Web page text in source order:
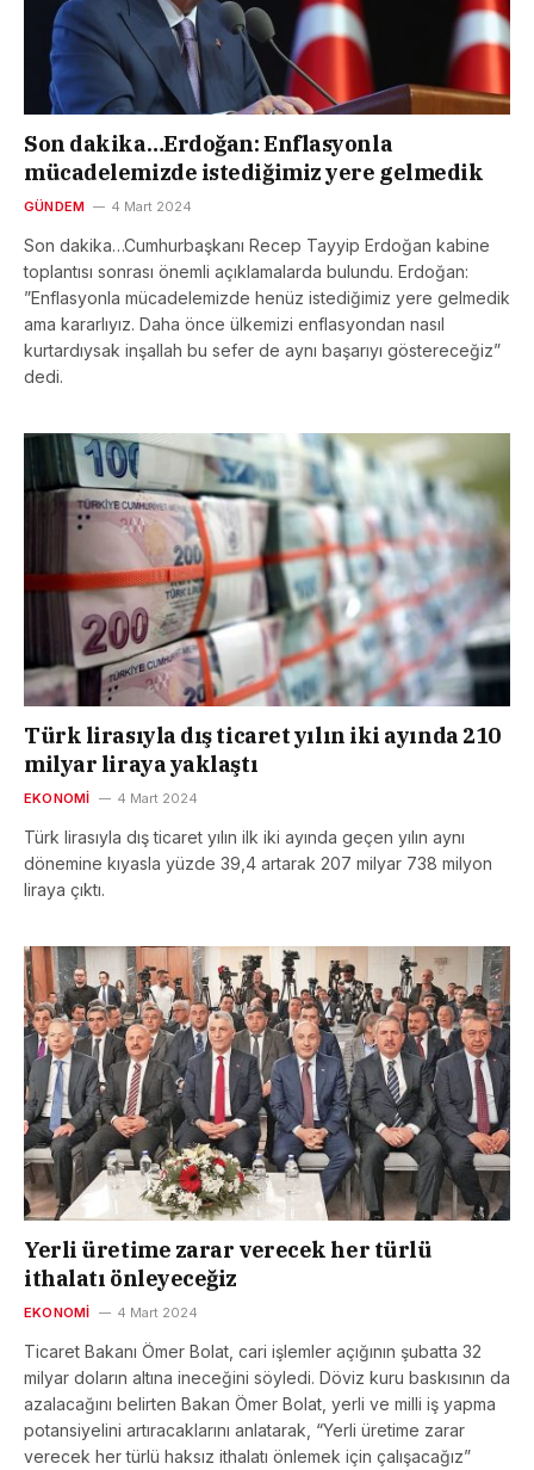
Son dakika…Erdoğan: Enflasyonla
mücadelemizde istediğimiz yere gelmedik
GÜNDEM 4 Mart 2024
Son dakika…Cumhurbaşkanı Recep Tayyip Erdoğan kabine
toplantısı sonrası önemli açıklamalarda bulundu. Erdoğan:
”Enflasyonla mücadelemizde henüz istediğimiz yere gelmedik
ama kararlıyız. Daha önce ülkemizi enflasyondan nasıl
kurtardıysak inşallah bu sefer de aynı başarıyı göstereceğiz”
dedi.
Türk lirasıyla dış ticaret yılın iki ayında 210
milyar liraya yaklaştı
EKONOMI 4 Mart 2024
Türk lirasıyla dış ticaret yılın ilk iki ayında geçen yılın aynı
dönemine kıyasla yüzde 39,4 artarak 207 milyar 738 milyon
liraya çıktı.
Yerli üretime zarar verecek her türlü
ithalatı önleyeceğiz
EKONOMI 4 Mart 2024
Ticaret Bakanı Ömer Bolat, cari işlemler açığının şubatta 32
milyar doların altına ineceğini söyledi. Döviz kuru baskısının da
azalacağını belirten Bakan Ömer Bolat, yerli ve milli iş yapma
potansiyelini artıracaklarını anlatarak, “Yerli üretime zarar
verecek her türlü haksız ithalatı önlemek için çalışacağız”